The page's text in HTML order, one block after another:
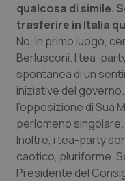
qualcosa di simile.
trasferire in Italia
No. In primo luogo,
Berlusconi. I tea-
spontanea di un
iniziative del
l’opposizione di Sua
perlomeno singolare.
Inoltre, i tea-party
caotico, pluriforme.
Presidente del